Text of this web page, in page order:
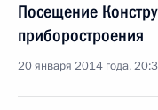
Посещение
приборостроения
20 января 2014 года,